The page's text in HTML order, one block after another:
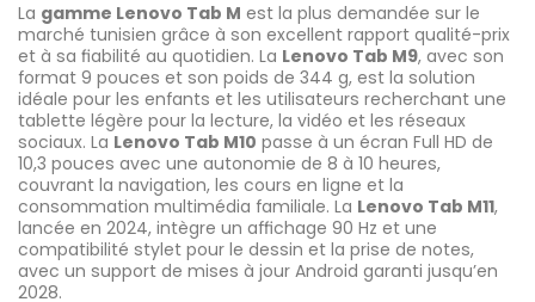
La gamme Lenovo Tab M est la plus demandée sur le
marché tunisien grâce à son excellent rapport qualité-prix
et à sa fiabilité au quotidien. La Lenovo Tab M9, avec son
format 9 pouces et son poids de 344 g, est la solution
idéale pour les enfants et les utilisateurs recherchant une
tablette légère pour la lecture, la vidéo et les réseaux
sociaux. La Lenovo Tab M10 passe à un écran Full HD de
10,3 pouces avec une autonomie de 8 à 10 heures,
couvrant la navigation, les cours en ligne et la
consommation multimédia familiale. La Lenovo Tab M11,
lancée en 2024, intègre un affichage 90 Hz et une
compatibilité stylet pour le dessin et la prise de notes,
avec un support de mises à jour Android garanti jusqu’en
2028.